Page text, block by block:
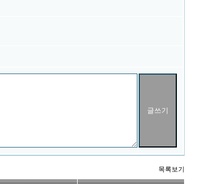
목록보기